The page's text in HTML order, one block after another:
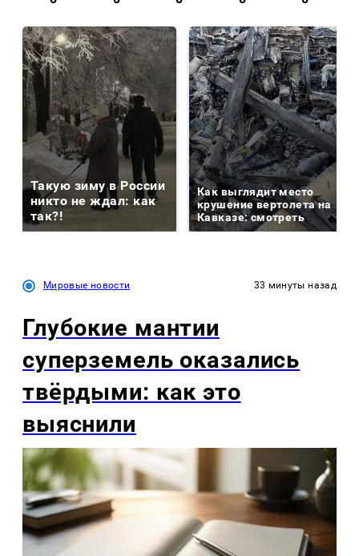
Такую зиму в России
никто не ждал: как
так?!
Как выглядит место
крушение вертолета на
Кавказе: смотреть
Мировые новости 33 минуты назад
Глубокие мантии
суперземель оказались
твёрдыми: как это
выяснили